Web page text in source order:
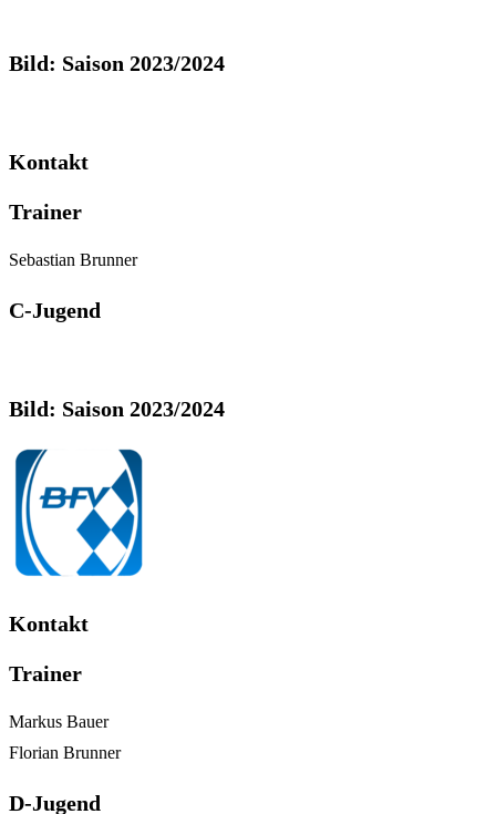
Bild: Saison 2023/2024
Kontakt
Trainer
Sebastian Brunner
C-Jugend
Bild: Saison 2023/2024
Kontakt
Trainer
Markus Bauer
Florian Brunner
D-Jugend